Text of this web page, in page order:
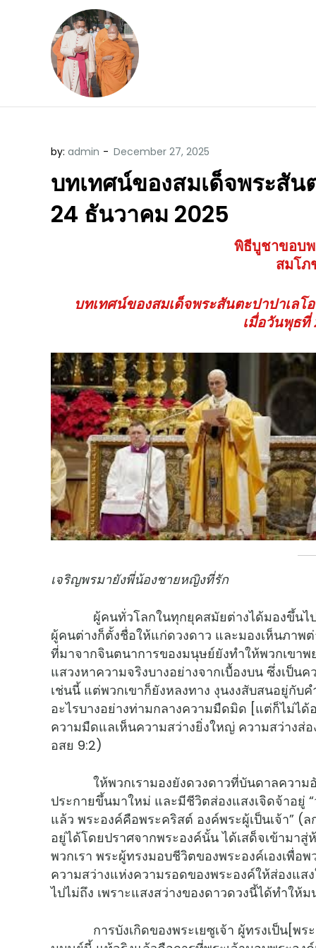
by: admin
บทเทศน์ของสมเด็จพระสั
24 ธันวาคม 2025
พิธีบูชาขอบ
สมโภ
บทเทศน์ของสมเด็จพระสันตะปาปาเลโ
เมื่อวันพุธที่
เจริญพรมายังพี่น้องชายหญิงที่รัก
ผู้คนทั่วโลกในทุกยุคสมัยต่างได้มองขึ้นไปบ
ผู้คนต่างก็ตั้งชื่อให้แก่ดวงดาว และมองเห็นภาพ
ที่มาจากจินตนาการของมนุษย์ยังทำให้พวกเขา
แสวงหาความจริงบางอย่างจากเบื้องบน ซึ่งเป็น
เช่นนี้ แต่พวกเขาก็ยังหลงทาง งุนงงสับสนอยู่กับ
อะไรบางอย่างท่ามกลางความมืดมิด [แต่ก็ไม่ได้
ความมืดแลเห็นความสว่างยิ่งใหญ่ ความสว่างส่
อสย 9:2)
ให้พวกเรามองยังดวงดาวที่บันดาลความอัศ
ประกายขึ้นมาใหม่ และมีชีวิตส่องแสงเจิดจ้าอยู่
แล้ว พระองค์คือพระคริสต์ องค์พระผู้เป็นเจ้า” (
อยู่ได้โดยปราศจากพระองค์นั้น ได้เสด็จเข้ามา
พวกเรา พระผู้ทรงมอบชีวิตของพระองค์เองเพื่อ
ความสว่างแห่งความรอดของพระองค์ให้ส่องแ
ไปไม่ถึง เพราะแสงสว่างของดาวดวงนี้ได้ทำใ
การบังเกิดของพระเยซูเจ้า ผู้ทรงเป็น[พระ